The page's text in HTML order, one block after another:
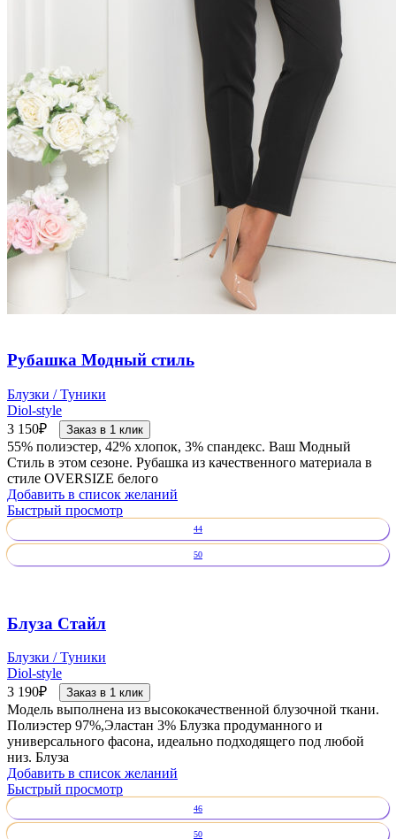
Рубашка Модный стиль
Блузки / Туники
Diol-style
3 150₽ Заказ в 1 клик
55% полиэстер, 42% хлопок, 3% спандекс. Ваш Модный
Стиль в этом сезоне. Рубашка из качественного материала в
стиле OVERSIZE белого
Добавить в список желаний
Быстрый просмотр
44
50
Блуза Стайл
Блузки / Туники
Diol-style
3 190₽ Заказ в 1 клик
Модель выполнена из высококачественной блузочной ткани.
Полиэстер 97%,Эластан 3% Блузка продуманного и
универсального фасона, идеально подходящего под любой
низ. Блуза
Добавить в список желаний
Быстрый просмотр
46
50